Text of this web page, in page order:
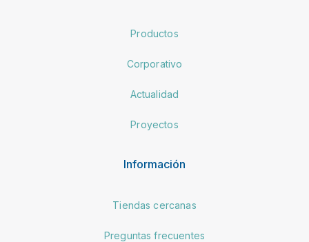
Productos
Corporativo
Actualidad
Proyectos
Información
Tiendas cercanas
Preguntas frecuentes